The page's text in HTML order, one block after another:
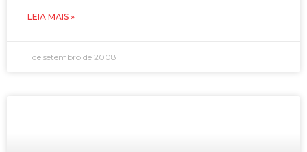
LEIA MAIS »
1 de setembro de 2008